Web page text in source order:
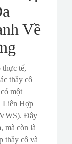
Về
thực tế,
thầy cô
một
Liên Hợp
Đây
mà còn là
thầy cô và